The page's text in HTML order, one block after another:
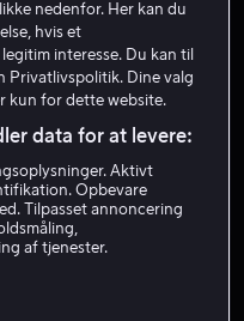
Ellis
Gæst
nedenfor. Her kan du
hvis et
interesse. Du kan til
Privatlivspolitik. Dine valg
kun for dette website.
data for at levere:
Aktivt
Opbevare
Tilpasset annoncering
af tjenester.